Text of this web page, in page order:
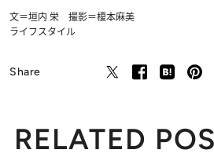
文＝垣内 栄 撮影＝榎本麻美
ライフスタイル
Share
RELATED